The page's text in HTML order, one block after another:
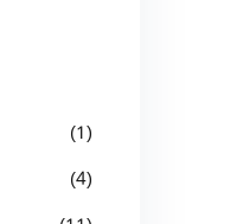
(1)
(4)